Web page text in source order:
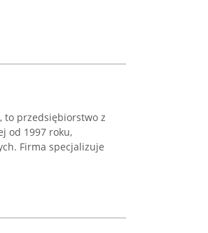
to przedsiębiorstwo z
od 1997 roku,
Firma specjalizuje